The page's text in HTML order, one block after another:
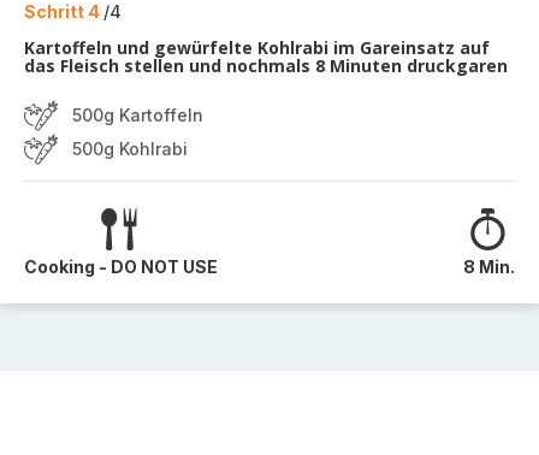
Schritt 4 /4
Kartoffeln und gewürfelte Kohlrabi im Gareinsatz auf
das Fleisch stellen und nochmals 8 Minuten druckgaren
500g Kartoffeln
500g Kohlrabi
Cooking - DO NOT USE 8 Min.